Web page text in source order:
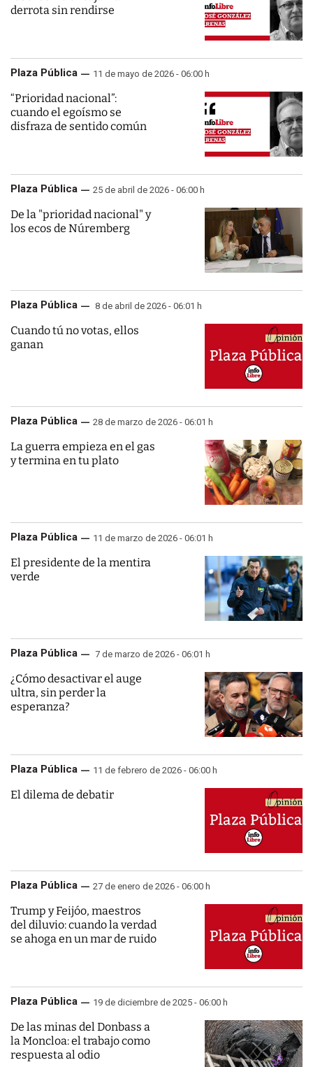
derrota sin rendirse
Plaza Pública 11 de mayo de 2026 - 06:00 h
“Prioridad nacional”:
cuando el egoísmo se
disfraza de sentido común
Plaza Pública 25 de abril de 2026 - 06:00 h
De la "prioridad nacional" y
los ecos de Núremberg
Plaza Pública 8 de abril de 2026 - 06:01 h
Cuando tú no votas, ellos
ganan
Plaza Pública 28 de marzo de 2026 - 06:01 h
La guerra empieza en el gas
y termina en tu plato
Plaza Pública 11 de marzo de 2026 - 06:01 h
El presidente de la mentira
verde
Plaza Pública 7 de marzo de 2026 - 06:01 h
¿Cómo desactivar el auge
ultra, sin perder la
esperanza?
Plaza Pública 11 de febrero de 2026 - 06:00 h
El dilema de debatir
Plaza Pública 27 de enero de 2026 - 06:00 h
Trump y Feijóo, maestros
del diluvio: cuando la verdad
se ahoga en un mar de ruido
Plaza Pública 19 de diciembre de 2025 - 06:00 h
De las minas del Donbass a
la Moncloa: el trabajo como
respuesta al odio